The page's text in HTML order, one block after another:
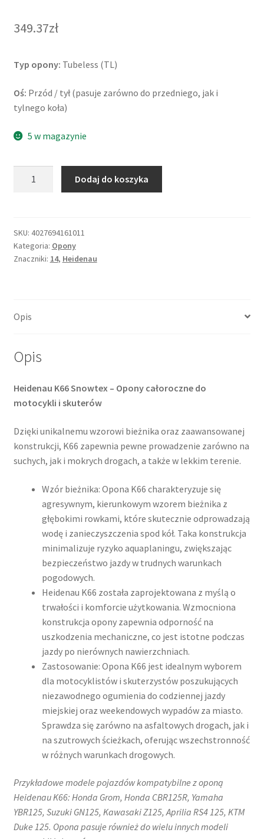
349.37zł
Typ opony: Tubeless (TL)
Oś: Przód / tył (pasuje zarówno do przedniego, jak i
tylnego koła)
5 w magazynie
Snowtex
(M+S)
120/80
TL
Dodaj do koszyka
SKU: 4027694161011
Kategoria: Opony
Znaczniki: 14, Heidenau
Opis
Opis
Heidenau K66 Snowtex – Opony całoroczne do
motocykli i skuterów
Dzięki unikalnemu wzorowi bieżnika oraz zaawansowanej
konstrukcji, K66 zapewnia pewne prowadzenie zarówno na
suchych, jak i mokrych drogach, a także w lekkim terenie.​
Wzór bieżnika: Opona K66 charakteryzuje się
agresywnym, kierunkowym wzorem bieżnika z
głębokimi rowkami, które skutecznie odprowadzają
wodę i zanieczyszczenia spod kół. Taka konstrukcja
minimalizuje ryzyko aquaplaningu, zwiększając
bezpieczeństwo jazdy w trudnych warunkach
pogodowych.​
Heidenau K66 została zaprojektowana z myślą o
trwałości i komforcie użytkowania. Wzmocniona
konstrukcja opony zapewnia odporność na
uszkodzenia mechaniczne, co jest istotne podczas
jazdy po nierównych nawierzchniach.
Zastosowanie: Opona K66 jest idealnym wyborem
dla motocyklistów i skuterzystów poszukujących
niezawodnego ogumienia do codziennej jazdy
miejskiej oraz weekendowych wypadów za miasto.
Sprawdza się zarówno na asfaltowych drogach, jak i
na szutrowych ścieżkach, oferując wszechstronność
w różnych warunkach drogowych.​
Przykładowe modele pojazdów kompatybilne z oponą
Heidenau K66: Honda Grom, Honda CBR125R, Yamaha
YBR125, Suzuki GN125, Kawasaki Z125, Aprilia RS4 125, KTM
Duke 125. Opona pasuje również do wielu innych modeli